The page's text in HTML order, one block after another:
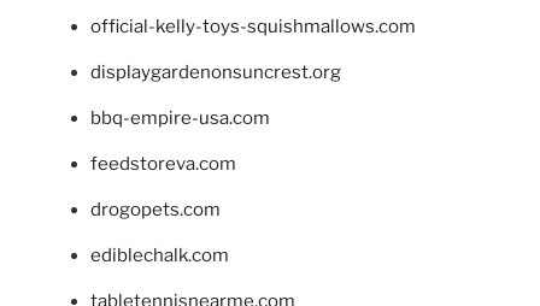
official-kelly-toys-squishmallows.com
displaygardenonsuncrest.org
bbq-empire-usa.com
feedstoreva.com
drogopets.com
ediblechalk.com
tabletennisnearme.com